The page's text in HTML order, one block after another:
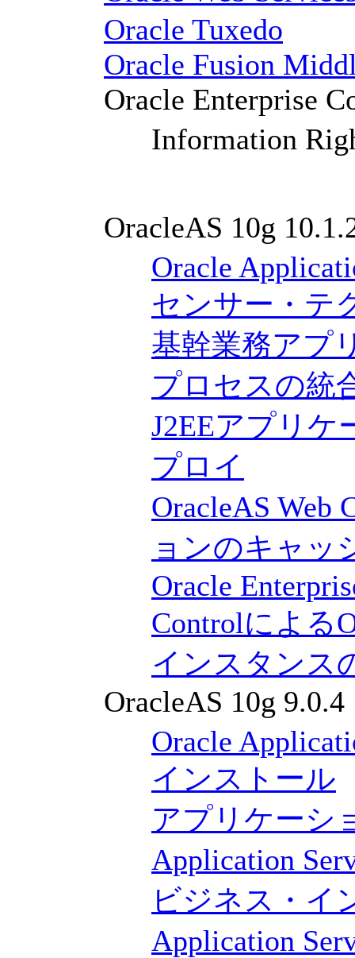
Oracle Tuxedo
Oracle Fusion
Oracle Enterprise
Information
OracleAS 10g
Oracle
センサー・テ
基幹業務アプ
プロセスの統
J2EEアプリケ
プロイ
OracleAS Web
ョンのキャッ
Oracle
Controlによる
インスタンス
OracleAS 10g 9.0.4
Oracle
インストール
アプリケーシ
Application
ビジネス・イ
Application